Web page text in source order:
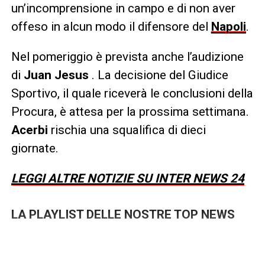
un’incomprensione in campo e di non aver
offeso in alcun modo il difensore del Napoli.
Nel pomeriggio è prevista anche l’audizione
di Juan Jesus . La decisione del Giudice
Sportivo, il quale riceverà le conclusioni della
Procura, è attesa per la prossima settimana.
Acerbi rischia una squalifica di dieci
giornate.
LEGGI ALTRE NOTIZIE SU INTER NEWS 24
LA PLAYLIST DELLE NOSTRE TOP NEWS